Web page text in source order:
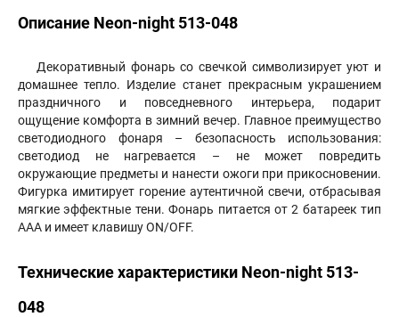
Описание Neon-night 513-048
Декоративный фонарь со свечкой символизирует уют и
домашнее тепло. Изделие станет прекрасным украшением
праздничного и повседневного интерьера, подарит
ощущение комфорта в зимний вечер. Главное преимущество
светодиодного фонаря – безопасность использования:
светодиод не нагревается – не может повредить
окружающие предметы и нанести ожоги при прикосновении.
Фигурка имитирует горение аутентичной свечи, отбрасывая
мягкие эффектные тени. Фонарь питается от 2 батареек тип
ААА и имеет клавишу ON/OFF.
Технические характеристики Neon-night 513-
048